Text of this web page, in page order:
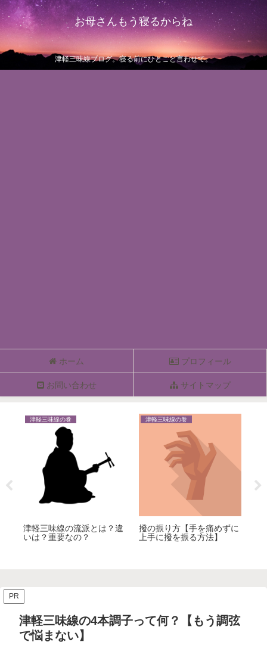
お母さんもう寝るからね
津軽三味線ブログ。寝る前にひとこと言わせて。
ホーム プロフィール
お問い合わせ サイトマップ
津軽三味線の巻
津軽三味線の流派とは？違
いは？重要なの？
津軽三味線の巻
撥の振り方【手を痛めずに
上手に撥を振る方法】
PR
津軽三味線の4本調子って何？【もう調弦
で悩まない】